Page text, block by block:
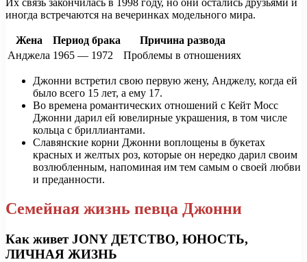
иногда встречаются на вечеринках модельного мира.
Жена Период брака
Причина развода
Анджела 1965 — 1972 Проблемы в отношениях
Джонни встретил свою первую жену, Анджелу, когда ей
было всего 15 лет, а ему 17.
Во времена романтических отношений с Кейт Мосс
Джонни дарил ей ювелирные украшения, в том числе
кольца с бриллиантами.
Славянские корни Джонни воплощены в букетах
красных и желтых роз, которые он нередко дарил своим
возлюбленным, напоминая им тем самым о своей любви
и преданности.
Семейная жизнь певца Джонни
Как живет JONY ДЕТСТВО, ЮНОСТЬ,
ЛИЧНАЯ ЖИЗНЬ